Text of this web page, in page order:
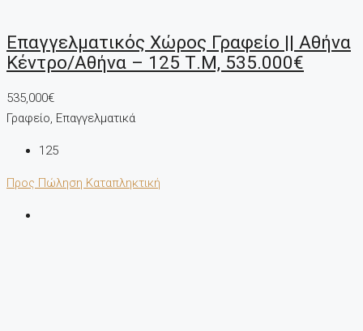
Επαγγελματικός Χώρος Γραφείο || Αθήνα
Κέντρο/Αθήνα – 125 Τ.μ, 535.000€
535,000€
Γραφείο, Επαγγελματικά
125
Προς Πώληση Καταπληκτική